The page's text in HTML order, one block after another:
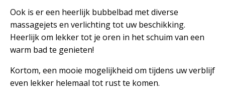
Ook is er een heerlijk bubbelbad met diverse
massagejets en verlichting tot uw beschikking.
Heerlijk om lekker tot je oren in het schuim van een
warm bad te genieten!
Kortom, een mooie mogelijkheid om tijdens uw verblijf
even lekker helemaal tot rust te komen.